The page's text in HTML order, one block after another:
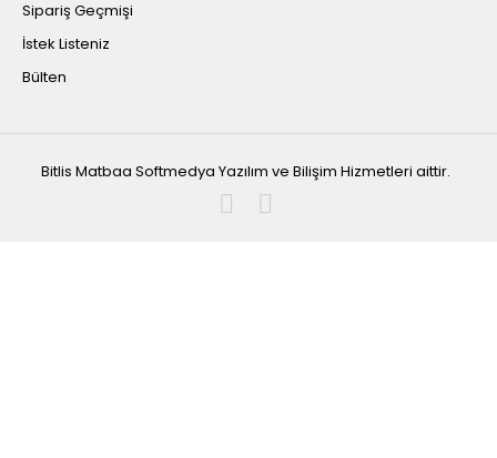
Sipariş Geçmişi
İstek Listeniz
Bülten
Bitlis Matbaa Softmedya Yazılım ve Bilişim Hizmetleri aittir.